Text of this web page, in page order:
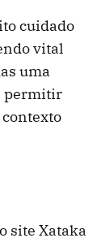
cuidado
vital
uma
permitir
site Xataka